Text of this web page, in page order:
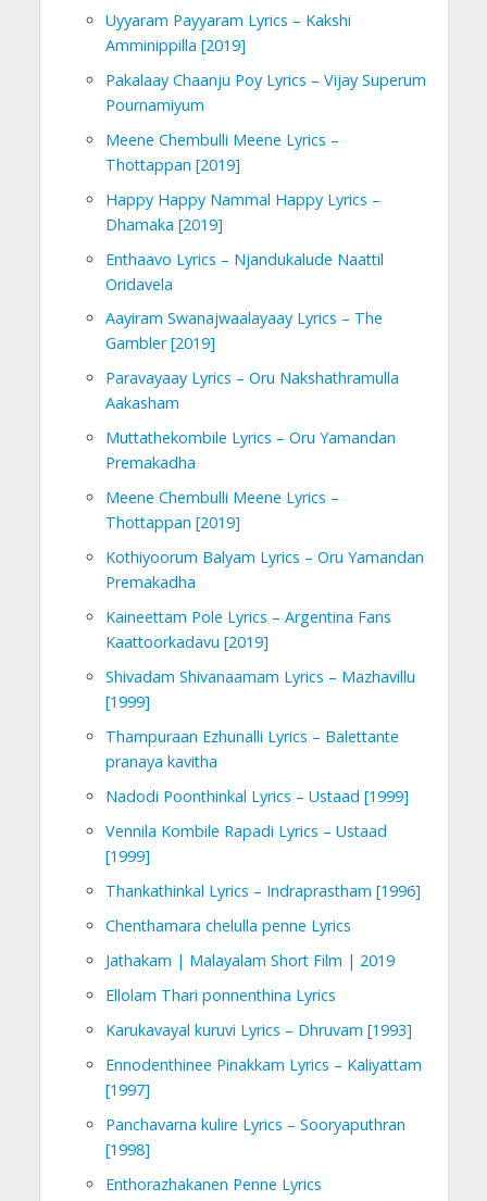
Uyyaram Payyaram Lyrics – Kakshi
Amminippilla [2019]
Pakalaay Chaanju Poy Lyrics – Vijay Superum
Pournamiyum
Meene Chembulli Meene Lyrics –
Thottappan [2019]
Happy Happy Nammal Happy Lyrics –
Dhamaka [2019]
Enthaavo Lyrics – Njandukalude Naattil
Oridavela
Aayiram Swanajwaalayaay Lyrics – The
Gambler [2019]
Paravayaay Lyrics – Oru Nakshathramulla
Aakasham
Muttathekombile Lyrics – Oru Yamandan
Premakadha
Meene Chembulli Meene Lyrics –
Thottappan [2019]
Kothiyoorum Balyam Lyrics – Oru Yamandan
Premakadha
Kaineettam Pole Lyrics – Argentina Fans
Kaattoorkadavu [2019]
Shivadam Shivanaamam Lyrics – Mazhavillu
[1999]
Thampuraan Ezhunalli Lyrics – Balettante
pranaya kavitha
Nadodi Poonthinkal Lyrics – Ustaad [1999]
Vennila Kombile Rapadi Lyrics – Ustaad
[1999]
Thankathinkal Lyrics – Indraprastham [1996]
Chenthamara chelulla penne Lyrics
Jathakam | Malayalam Short Film | 2019
Ellolam Thari ponnenthina Lyrics
Karukavayal kuruvi Lyrics – Dhruvam [1993]
Ennodenthinee Pinakkam Lyrics – Kaliyattam
[1997]
Panchavarna kulire Lyrics – Sooryaputhran
[1998]
Enthorazhakanen Penne Lyrics